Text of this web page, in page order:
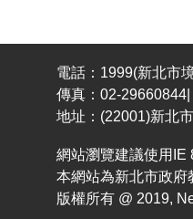
電話：1999(新北市
傳真：02-
地址：(22001)新北
網站瀏覽建議使用IE
本網站為新北市政府
版權所有 @ 2019,